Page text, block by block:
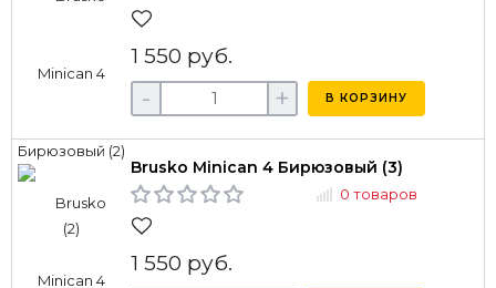
1 550 руб.
- + В КОРЗИНУ
Brusko Minican 4 Бирюзовый (3)
0 товаров
1 550 руб.